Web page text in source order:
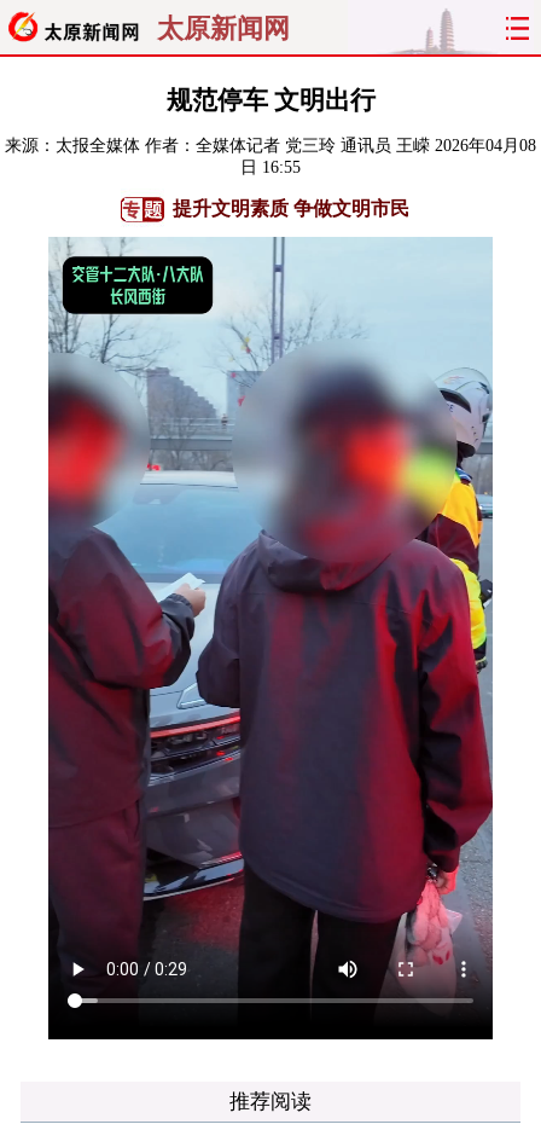
太原新闻网
聚焦 太原
经济 关注 文明 出行
曝光 综合
旅游 理财
看天下 晋月读 最太原
太原日报 太原晚报 热评 社区
规范停车 文明出行
来源： 太报全媒体 作者：全媒体记者 党三玲 通讯员 王嵘 2026年04月08
日 16:55
提升文明素质 争做文明市民
推荐阅读